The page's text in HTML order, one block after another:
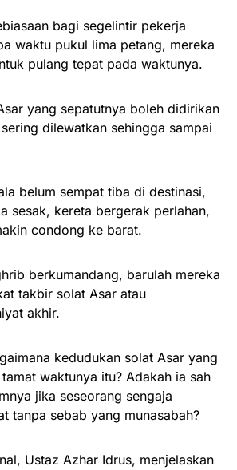
bagi segelintir pekerja
waktu pukul lima petang, mereka
pulang tepat pada waktunya.
yang sepatutnya boleh didirikan
dilewatkan sehingga sampai
belum sempat tiba di destinasi,
sesak, kereta bergerak perlahan,
condong ke barat.
berkumandang, barulah mereka
takbir solat Asar atau
akhir.
kedudukan solat Asar yang
waktunya itu? Adakah ia sah
jika seseorang sengaja
tanpa sebab yang munasabah?
Ustaz Azhar Idrus, menjelaskan